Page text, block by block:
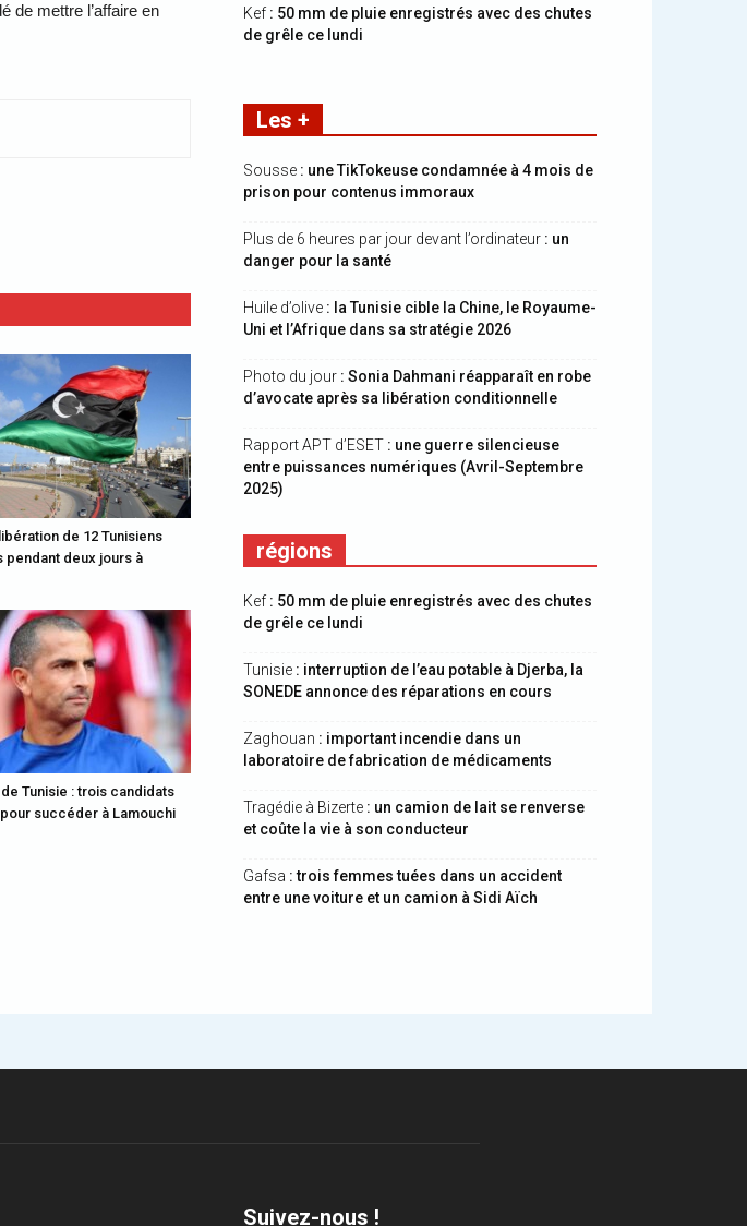
de mettre l’affaire en
de 12 Tunisiens
pendant deux jours à
Tunisie : trois candidats
succéder à Lamouchi
Kef : 50 mm de pluie enregistrés avec des chutes
de grêle ce lundi
Les +
Sousse : une TikTokeuse condamnée à 4 mois de
prison pour contenus immoraux
Plus de 6 heures par jour devant l’ordinateur : un
danger pour la santé
Huile d’olive : la Tunisie cible la Chine, le Royaume-
Uni et l’Afrique dans sa stratégie 2026
Photo du jour : Sonia Dahmani réapparaît en robe
d’avocate après sa libération conditionnelle
Rapport APT d’ESET : une guerre silencieuse
entre puissances numériques (Avril-Septembre
2025)
régions
Kef : 50 mm de pluie enregistrés avec des chutes
de grêle ce lundi
Tunisie : interruption de l’eau potable à Djerba, la
SONEDE annonce des réparations en cours
Zaghouan : important incendie dans un
laboratoire de fabrication de médicaments
Tragédie à Bizerte : un camion de lait se renverse
et coûte la vie à son conducteur
Gafsa : trois femmes tuées dans un accident
entre une voiture et un camion à Sidi Aïch
Suivez-nous !